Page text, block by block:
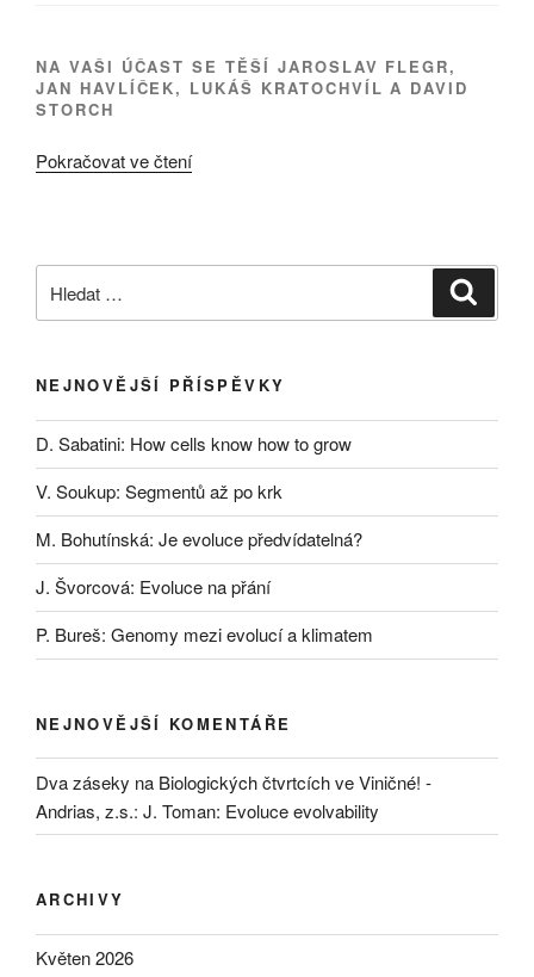
NA VAŠI ÚČAST SE TĚŠÍ JAROSLAV FLEGR,
JAN HAVLÍČEK, LUKÁŠ KRATOCHVÍL A DAVID
STORCH
Pokračovat ve čtení„Program
NEJNOVĚJŠÍ PŘÍSPĚVKY
D. Sabatini: How cells know how to grow
V. Soukup: Segmentů až po krk
M. Bohutínská: Je evoluce předvídatelná?
J. Švorcová: Evoluce na přání
P. Bureš: Genomy mezi evolucí a klimatem
NEJNOVĚJŠÍ KOMENTÁŘE
Dva záseky na Biologických čtvrtcích ve Viničné! -
Andrias, z.s.: J. Toman: Evoluce evolvability
ARCHIVY
Květen 2026